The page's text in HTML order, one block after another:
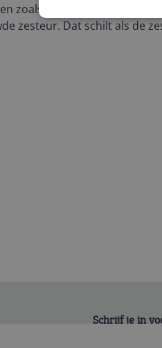
zoals courgettes en
zesteur. Dat schilt als de
Schrijf je in